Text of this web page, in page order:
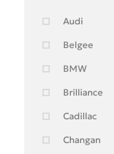
Audi
Belgee
BMW
Brilliance
Cadillac
Changan